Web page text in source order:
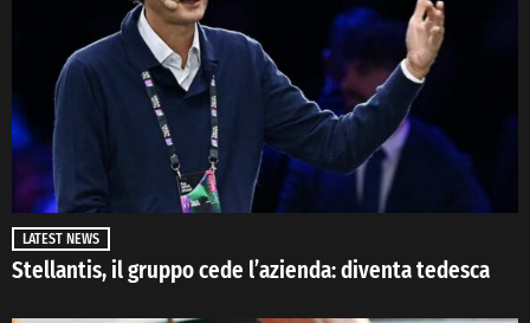
LATEST NEWS
Stellantis, il gruppo cede l’azienda: diventa tedesca